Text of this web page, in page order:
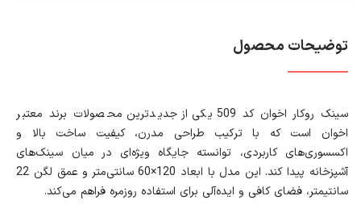
توضیحات محصول
سینک روکار اخوان کد 509 یکی از جدیدترین محصولات برند معتبر
اخوان است که با ترکیب طراحی مدرن، کیفیت ساخت بالا و
اکسسوری‌های کاربردی، توانسته جایگاه ویژه‌ای در میان سینک‌های
آشپزخانه پیدا کند. این مدل با ابعاد 120×60 سانتی‌متر و عمق لگن 22
سانتیمتر، فضای کافی و ایده‌آلی برای استفاده روزمره فراهم می‌کند.